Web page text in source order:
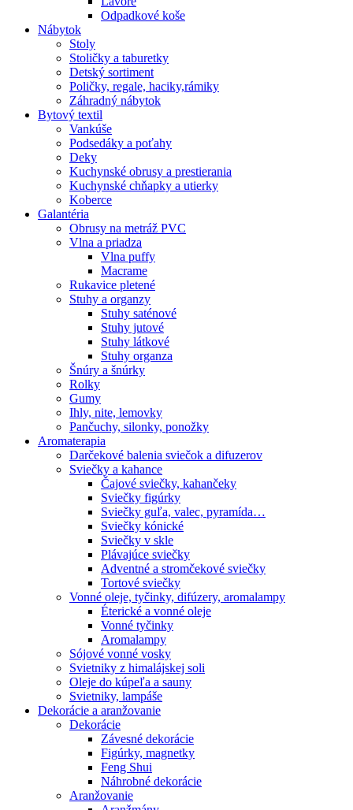
Odpadkové koše
Nábytok
Stoly
Stoličky a taburetky
Detský sortiment
Poličky, regale, haciky,rámiky
Záhradný nábytok
Bytový textil
Vankúše
Podsedáky a poťahy
Deky
Kuchynské obrusy a prestierania
Kuchynské chňapky a utierky
Koberce
Galantéria
Obrusy na metráž PVC
Vlna a priadza
Vlna puffy
Macrame
Rukavice pletené
Stuhy a organzy
Stuhy saténové
Stuhy jutové
Stuhy látkové
Stuhy organza
Šnúry a šnúrky
Rolky
Gumy
Ihly, nite, lemovky
Pančuchy, silonky, ponožky
Aromaterapia
Darčekové balenia sviečok a difuzerov
Sviečky a kahance
Čajové sviečky, kahančeky
Sviečky figúrky
Sviečky guľa, valec, pyramída…
Sviečky kónické
Sviečky v skle
Plávajúce sviečky
Adventné a stromčekové sviečky
Tortové sviečky
Vonné oleje, tyčinky, difúzery, aromalampy
Éterické a vonné oleje
Vonné tyčinky
Aromalampy
Sójové vonné vosky
Svietniky z himalájskej soli
Oleje do kúpeľa a sauny
Svietniky, lampáše
Dekorácie a aranžovanie
Dekorácie
Závesné dekorácie
Figúrky, magnetky
Feng Shui
Náhrobné dekorácie
Aranžovanie